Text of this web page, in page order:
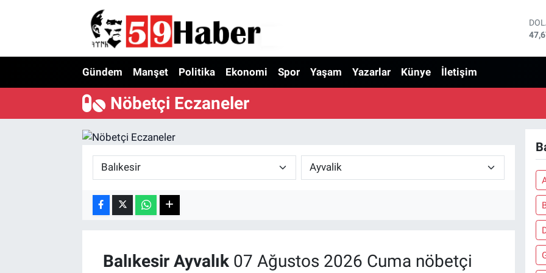
Gündem Manşet Politika Ekonomi Spor Yaşam Yazarlar Künye İletişim
Nöbetçi Eczaneler
Balıkesir Ayvalık07 Ağustos 2026 Cuma nöbetçi